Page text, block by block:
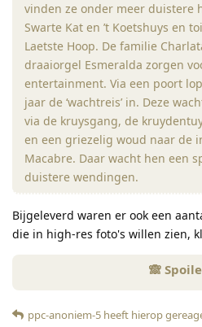
vinden ze onder meer duistere
Swarte Kat en ’t Koetshuys en
Laetste Hoop. De familie
draaiorgel Esmeralda zorgen
entertainment. Via een poort
jaar de ‘wachtreis’ in. Deze
via de kruysgang, de
en een griezelig woud naar de
Macabre. Daar wacht hen een
duistere wendingen.
Bijgeleverd waren er ook een
die in high-res foto's willen zien,
ppc-anoniem-5 heeft hierop